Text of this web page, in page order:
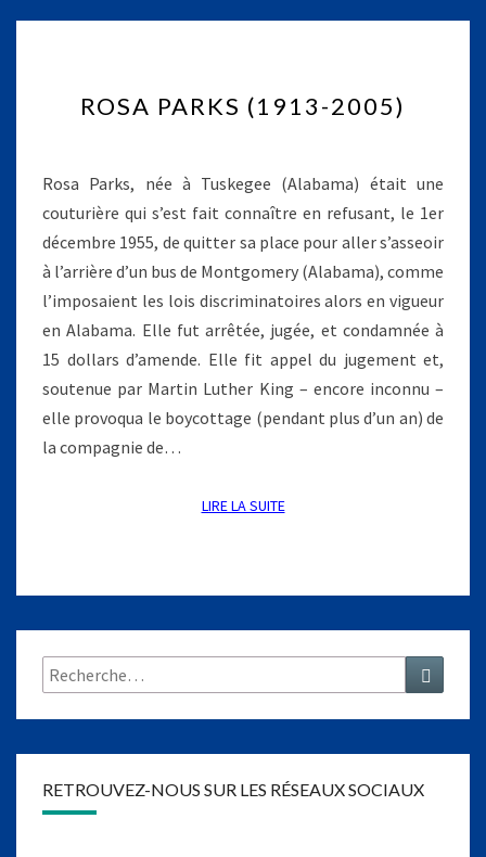
O
P
K
S
(
1
1
3
-
5
ROSA PARKS (1913-2005)
Rosa Parks, née à Tuskegee (Alabama) était une
couturière qui s’est fait connaître en refusant, le 1er
décembre 1955, de quitter sa place pour aller s’asseoir
à l’arrière d’un bus de Montgomery (Alabama), comme
l’imposaient les lois discriminatoires alors en vigueur
en Alabama. Elle fut arrêtée, jugée, et condamnée à
15 dollars d’amende. Elle fit appel du jugement et,
soutenue par Martin Luther King – encore inconnu –
elle provoqua le boycottage (pendant plus d’un an) de
la compagnie de…
LIRE LA SUITELIRE LA SUITE
Rechercher :
RETROUVEZ-NOUS SUR LES RÉSEAUX SOCIAUX